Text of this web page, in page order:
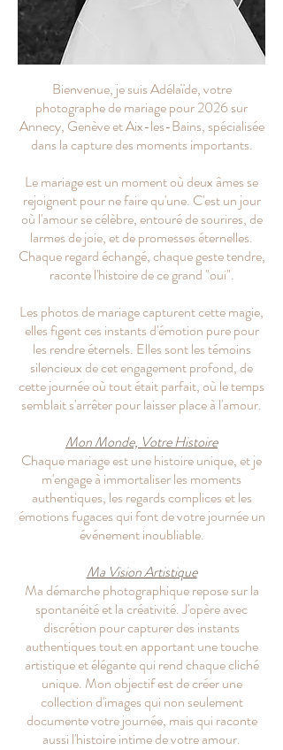
Bienvenue, je suis Adélaïde, votre
photographe de mariage pour 2026 sur
Annecy, Genève et Aix-les-Bains, spécialisée
dans la capture des moments importants.
Le mariage est un moment où deux âmes se
rejoignent pour ne faire qu'une. C'est un jour
où l'amour se célèbre, entouré de sourires, de
larmes de joie, et de promesses éternelles.
Chaque regard échangé, chaque geste tendre,
raconte l'histoire de ce grand "oui".
Les photos de mariage capturent cette magie,
elles figent ces instants d'émotion pure pour
les rendre éternels. Elles sont les témoins
silencieux de cet engagement profond, de
cette journée où tout était parfait, où le temps
semblait s'arrêter pour laisser place à l'amour.
Mon Monde, Votre Histoire
Chaque mariage est une histoire unique, et je
m'engage à immortaliser les moments
authentiques, les regards complices et les
émotions fugaces qui font de votre journée un
événement inoubliable.
Ma Vision Artistique
Ma démarche photographique repose sur la
spontanéité et la créativité. J'opère avec
discrétion pour capturer des instants
authentiques tout en apportant une touche
artistique et élégante qui rend chaque cliché
unique. Mon objectif est de créer une
collection d'images qui non seulement
documente votre journée, mais qui raconte
aussi l'histoire intime de votre amour.